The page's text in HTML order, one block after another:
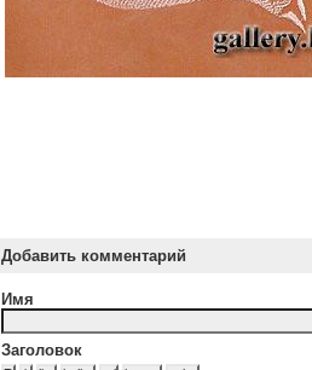
Добавить комментарий
Имя
Заголовок